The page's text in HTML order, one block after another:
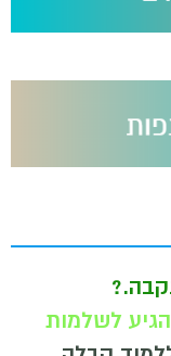
לשלמות